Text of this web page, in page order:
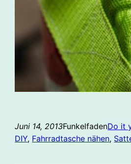
Juni 14, 2013FunkelfadenDo it
DIY, Fahrradtasche nähen,